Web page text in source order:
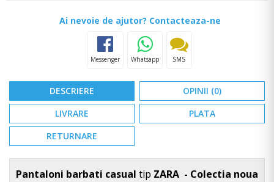
Ai nevoie de ajutor? Contacteaza-ne
Messenger Whatsapp SMS
DESCRIERE
OPINII (0)
LIVRARE
PLATA
RETURNARE
Pantaloni barbati casual tip ZARA - Colectia noua